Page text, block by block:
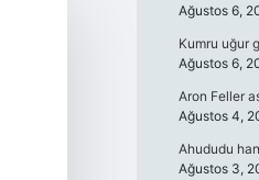
Ağustos 6,
Kumru uğur
Ağustos 6,
Aron Feller
Ağustos 4,
Ahududu
Ağustos 3,